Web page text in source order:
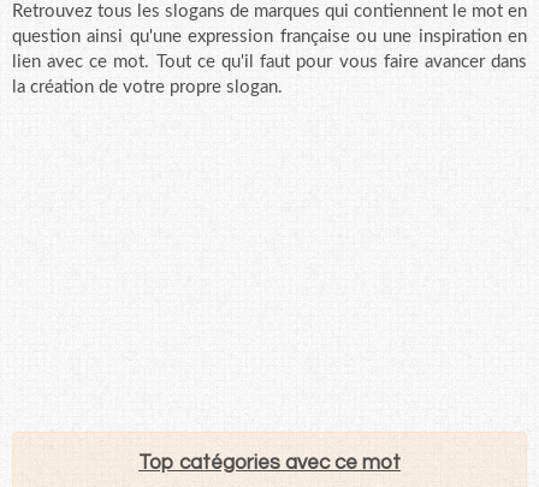
Retrouvez tous les slogans de marques qui contiennent le mot en
question ainsi qu'une expression française ou une inspiration en
lien avec ce mot. Tout ce qu'il faut pour vous faire avancer dans
la création de votre propre slogan.
Top catégories avec ce mot